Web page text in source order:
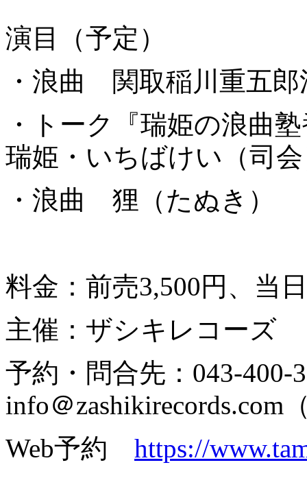
演目（予定）
・浪曲 関取稲川重五郎
・トーク『瑞姫の浪
瑞姫・いちばけい（司
・浪曲 狸（たぬき）
料金：前売3,500円、当
主催：ザシキレコーズ
予約・問合先：043-400-
info＠
Web予約 https://